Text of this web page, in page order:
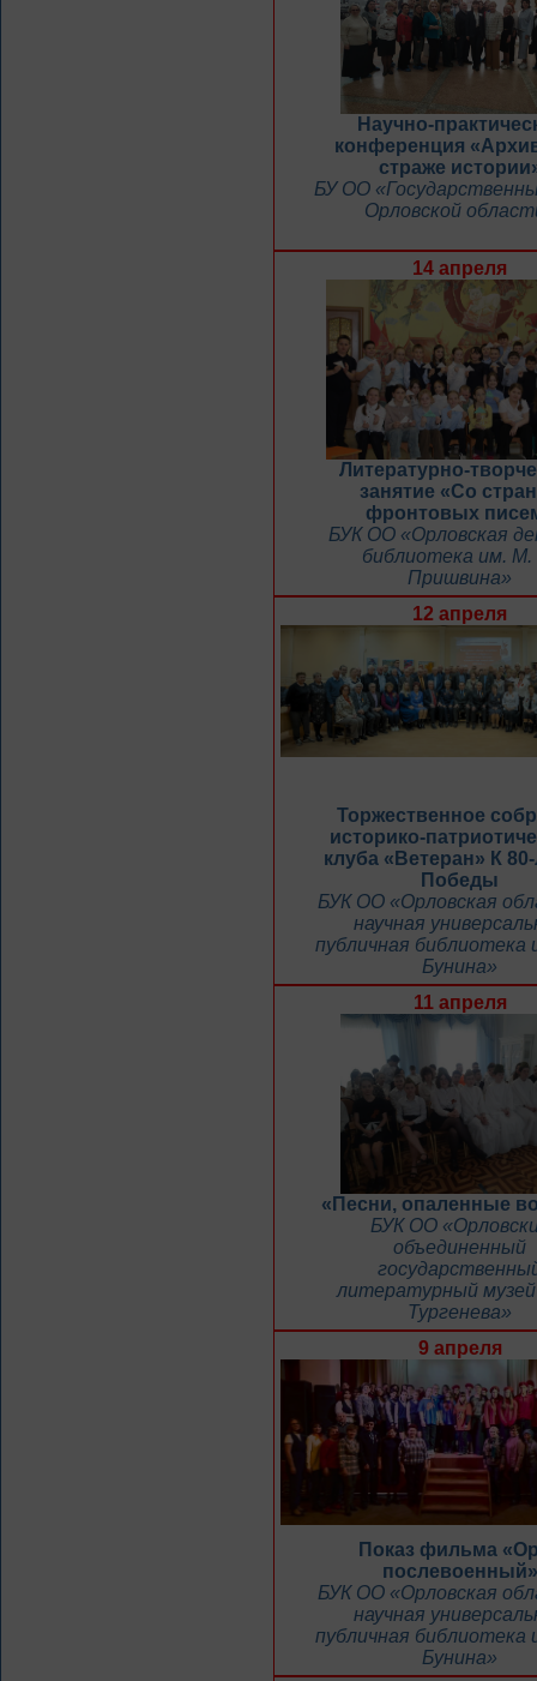
Научно-
конференция
страже
БУ ОО
Орловской
14 апреля
Литературно-
занятие «Со
фронтовых
БУК ОО «Орловская
библиотека им.
Пришвина»
12 апреля
Торжественное
историко-
клуба «Ветеран» К
Победы
БУК ОО «Орловская
научная
публичная библиотека
Бунина»
11 апреля
«Песни, опаленные
БУК ОО
объединенный
литературный
Тургенева»
9 апреля
Показ фильма
послевоенный»
БУК ОО «Орловская
научная
публичная библиотека
Бунина»